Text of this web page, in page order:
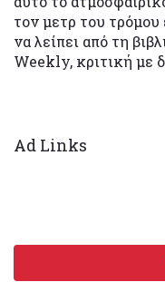
τον μετρ του τρόμου
να λείπει από τη
Weekly, κριτική με
Ad Links